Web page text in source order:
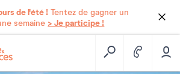
de l'été ! Tentez de gagner un
semaine > Je participe !